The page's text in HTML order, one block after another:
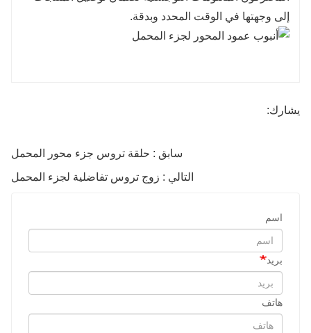
إلى وجهتها في الوقت المحدد وبدقة.
يشارك:
سابق : حلقة تروس جزء محور المحمل
التالي : زوج تروس تفاضلية لجزء المحمل
اسم
بريد
هاتف